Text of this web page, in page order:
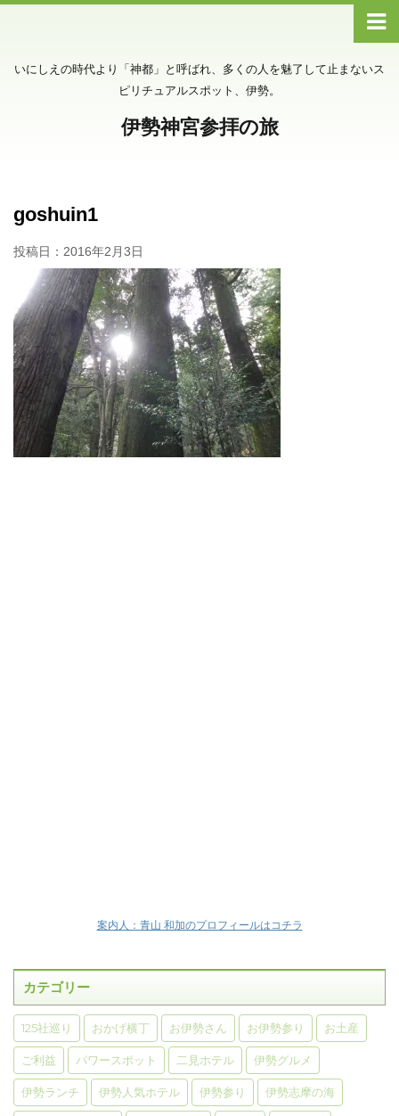
いにしえの時代より「神都」と呼ばれ、多くの人を魅了して止まないス
ピリチュアルスポット、伊勢。
伊勢神宮参拝の旅
goshuin1
投稿日： 2016年2月3日
案内人：青山 和加のプロフィールはコチラ
カテゴリー
125社巡り おかげ横丁 お伊勢さん お伊勢参り お土産
ご利益 パワースポット 二見ホテル 伊勢グルメ
伊勢ランチ 伊勢人気ホテル 伊勢参り 伊勢志摩の海